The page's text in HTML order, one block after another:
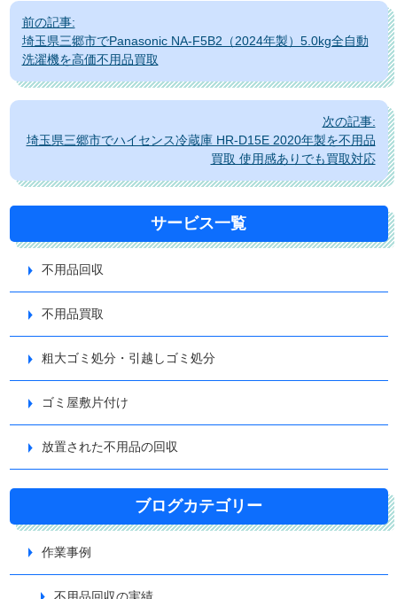
投
稿
ナ
ビ
ゲ
ー
ョ
ン
前の記事:
埼玉県三郷市でPanasonic NA-F5B2（2024年製）5.0kg全自動
洗濯機を高価不用品買取
次の記事:
埼玉県三郷市でハイセンス冷蔵庫 HR-D15E 2020年製を不用品
買取 使用感ありでも買取対応
サービス一覧
不用品回収
不用品買取
粗大ゴミ処分・引越しゴミ処分
ゴミ屋敷片付け
放置された不用品の回収
ブログカテゴリー
作業事例
不用品回収の実績